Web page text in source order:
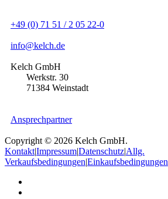
+49 (0) 71 51 / 2 05 22-0
info@kelch.de
Kelch GmbH
Werkstr. 30
71384 Weinstadt
Ansprechpartner
Copyright © 2026 Kelch GmbH.
Kontakt|Impressum|Datenschutz|Allg.
Verkaufsbedingungen|Einkaufsbedingungen